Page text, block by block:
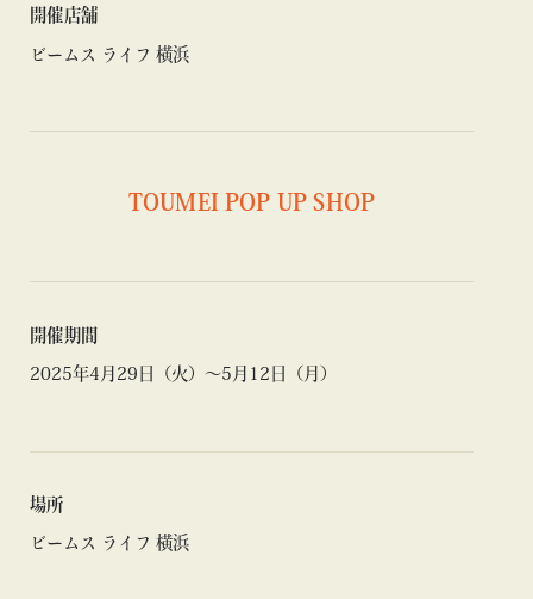
開催店舗
ビームス ライフ 横浜
TOUMEI POP UP SHOP
開催期間
2025年4月29日（火）〜5月12日（月）
場所
ビームス ライフ 横浜